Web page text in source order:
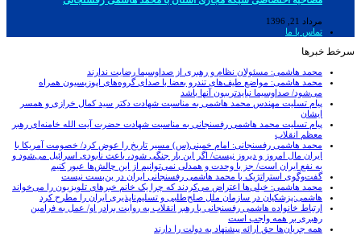
مرداد 21, 1396
تماس با ما
سرخط خبرها
محمد هاشمی: مسئولان نظام و رهبری از صداوسیما رضایت ندارند
محمد هاشمی: مواضع طیف‌های تندرو بعضا با صدای گروه‌های اپوزیسیون همراه
می‌شود/ صداوسیما نبایدتریبون آنها باشد
پیام تسلیت مهندس محمد هاشمی به مناسبت شهادت دکتر سید کمال خرازی و همسر
ایشان
پیام تسلیت محمد هاشمی رفسنجانی به مناسبت شهادت حضرت آیت الله خامنه‌ای رهبر
معظم انقلاب
محمد هاشمی رفسنجانی: امام خمینی(س) مسیر تاریخ را عوض کرد/ خصومت آمریکا با
ایران مال امروز و دیروز نیست/ اگر این بار جنگی شود، باعث نابودی اسرائیل می‌شود و
به نفع ایران است/ جز با وحدت و همدلی نمی‌توانیم از این چالش‌ها عبور کنیم
گفت‌وگوی استراتژیک با محمد هاشمی رفسنجانی ایران در بن‌بست نیست
محمد هاشمی: خیلی‌ها اعتراض می‌کردند که چرا یک خانم خبرهای تلویزیون را می‌خواند
هاشمی:پزشکیان در سازمان ملل صلح‌طلبی و تسلیم‌ناپذیری ایران را مطرح کرد
ارتباط خانواده هاشمی رفسنجانی با رهبر انقلاب به روایت برادر او/ عمل به فرامین
رهبری بر همه واجب است
همه جریان‌ها حق ارائه پیشنهاد به دولت را دارند